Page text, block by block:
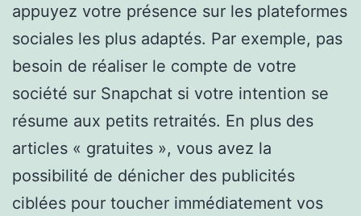
appuyez votre présence sur les plateformes
sociales les plus adaptés. Par exemple, pas
besoin de réaliser le compte de votre
société sur Snapchat si votre intention se
résume aux petits retraités. En plus des
articles « gratuites », vous avez la
possibilité de dénicher des publicités
ciblées pour toucher immédiatement vos